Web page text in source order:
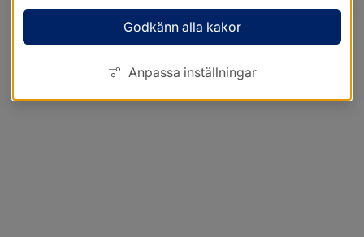
Godkänn alla kakor
Anpassa inställningar